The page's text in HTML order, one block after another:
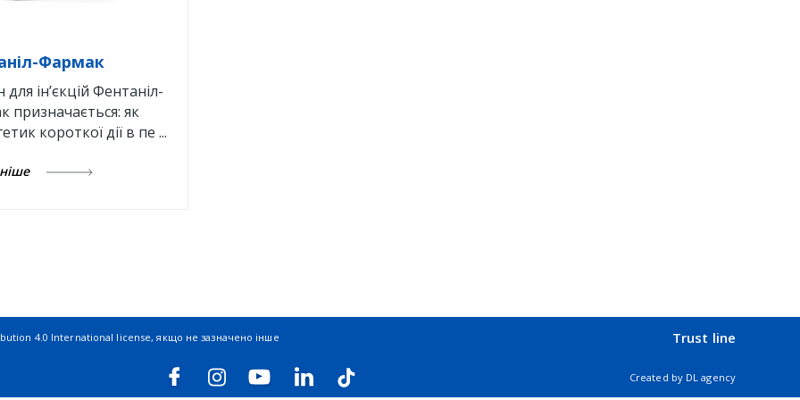
Фармак
для ін’єкцій Фентаніл-
призначається: як
короткої дії в пе ...
4.0 International license, якщо не зазначено інше Trust line
Created by DL agency